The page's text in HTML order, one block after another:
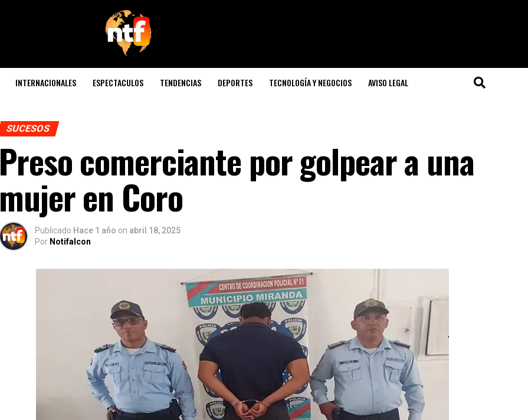
INTERNACIONALES ESPECTACULOS TENDENCIAS DEPORTES TECNOLOGÍA Y NEGOCIOS AVISO LEGAL
SUCESOS
Preso comerciante por golpear a una
mujer en Coro
Publicado Hace 1 año on abril 18, 2025
Por Notifalcon